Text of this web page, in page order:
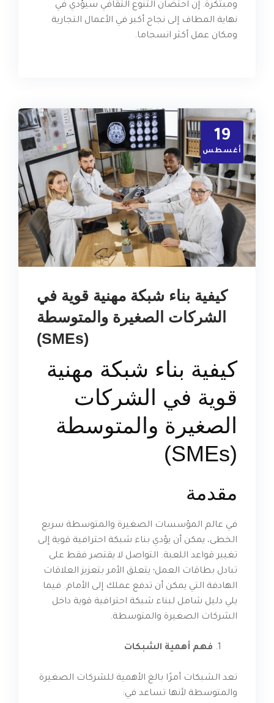
ومبتكرة. إن احتضان التنوع الثقافي سيؤدي في
نهاية المطاف إلى نجاح أكبر في الأعمال التجارية
ومكان عمل أكثر انسجاما.
19
أغسطس
كيفية بناء شبكة مهنية قوية في
الشركات الصغيرة والمتوسطة
(SMEs)
كيفية بناء شبكة مهنية
قوية في الشركات
الصغيرة والمتوسطة
(SMEs)
مقدمة
في عالم المؤسسات الصغيرة والمتوسطة سريع
الخطى، يمكن أن يؤدي بناء شبكة احترافية قوية إلى
تغيير قواعد اللعبة. التواصل لا يقتصر فقط على
تبادل بطاقات العمل؛ يتعلق الأمر بتعزيز العلاقات
الهادفة التي يمكن أن تدفع عملك إلى الأمام. فيما
يلي دليل شامل لبناء شبكة احترافية قوية داخل
الشركات الصغيرة والمتوسطة.
فهم أهمية الشبكات
تعد الشبكات أمرًا بالغ الأهمية للشركات الصغيرة
والمتوسطة لأنها تساعد في: